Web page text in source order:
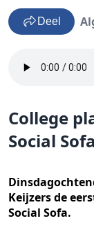
Deel
College
Social Sofa
Keijzers de
Social Sofa.